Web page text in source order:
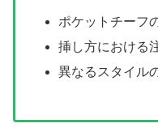
ポケットチーフ
挿し方における
異なるスタイル